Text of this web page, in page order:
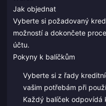
Jak objednat
Vyberte si požadovaný
možností a dokončete
účtu.
Pokyny k balíčkům
Vyberte si z řady
vašim potřebám při
Každý balíček odpovídá